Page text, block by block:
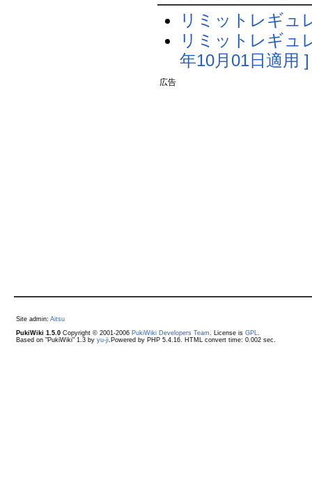
リミットレギュ
リミットレギュ
年10月01日適用 ]
広告
Site admin: Aitsu
PukiWiki 1.5.0Copyright © 2001-2006 PukiWiki Developers Team . License is GPL
Based on "PukiWiki" 1.3 by yu-ji.Powered by PHP 5.4.16. HTML convert time: 0.002 sec.